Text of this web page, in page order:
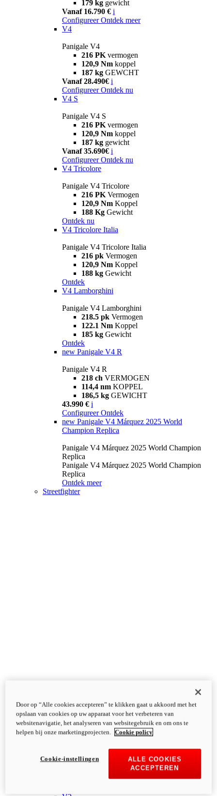
179 kg gewicht
Vanaf 16.790 € i
Configureer Ontdek meer
V4
Panigale V4
216 PK vermogen
120,9 Nm koppel
187 kg GEWCHT
Vanaf 28.490€ i
Configureer Ontdek nu
V4 S
Panigale V4 S
216 PK vermogen
120,9 Nm koppel
187 kg gewicht
Vanaf 35.690€ i
Configureer Ontdek nu
V4 Tricolore
Panigale V4 Tricolore
216 PK Vermogen
120,9 Nm Koppel
188 Kg Gewicht
Ontdek nu
V4 Tricolore Italia
Panigale V4 Tricolore Italia
216 pk Vermogen
120,9 Nm Koppel
188 kg Gewicht
Ontdek
V4 Lamborghini
Panigale V4 Lamborghini
218.5 pk Vermogen
122.1 Nm Koppel
185 kg Gewicht
Ontdek
new Panigale V4 R
Panigale V4 R
218 ch VERMOGEN
114,4 nm KOPPEL
186,5 kg GEWICHT
43.990 € i
Configureer Ontdek
new Panigale V4 Márquez 2025 World
Champion Replica
Panigale V4 Márquez 2025 World Champion
Replica
Panigale V4 Márquez 2025 World Champion
Replica
Ontdek meer
Streetfighter
Door op “Alle cookies accepteren” te klikken gaat u akkoord met het
opslaan van cookies op uw apparaat voor het verbeteren van
websitenavigatie, het analyseren van websitegebruik en om ons te
helpen bij onze marketingprojecten.
Cookie policy
ALLE COOKIES
ACCEPTEREN
Cookie-instellingen